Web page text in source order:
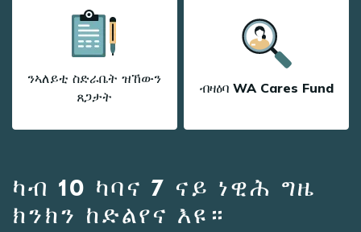
ንኣለይቲ ስድራቤት ዝኸውን
ጸጋታት
ብዛዕባ WA Cares Fund
ካብ 10 ካባና 7 ናይ ነዊሕ ግዜ
ክንክን ከድልየና እዩ።